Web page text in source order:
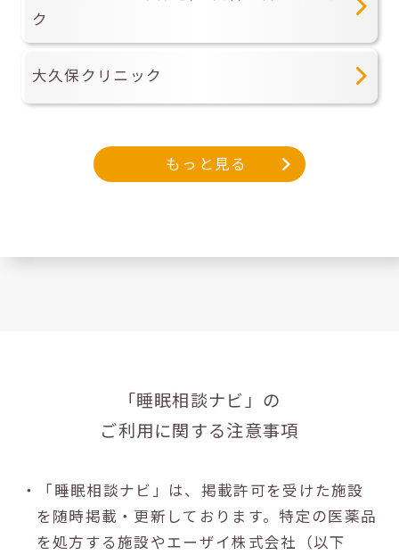
ク
大久保クリニック
もっと見る
「睡眠相談ナビ」の
ご利用に関する注意事項
・「睡眠相談ナビ」は、掲載許可を受けた施設
を随時掲載・更新しております。特定の医薬品
を処方する施設やエーザイ株式会社（以下